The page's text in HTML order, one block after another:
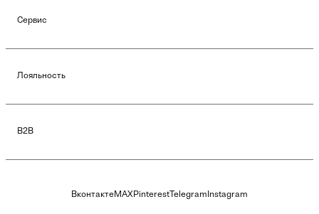
Сервис
Лояльность
B2B
ВконтактеMAXPinterest Telegram Instagram